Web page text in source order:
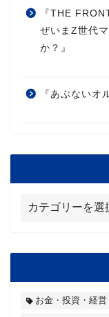
『THE
ぜいまZ世代
か？』
『あぶないオ
お金・投資・経営